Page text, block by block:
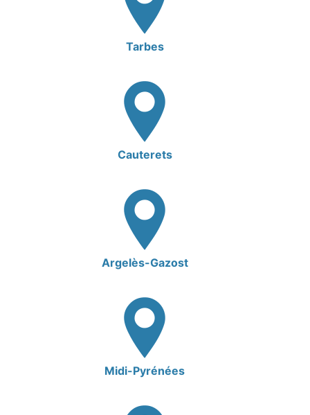
Tarbes
Cauterets
Argelès-Gazost
Midi-Pyrénées